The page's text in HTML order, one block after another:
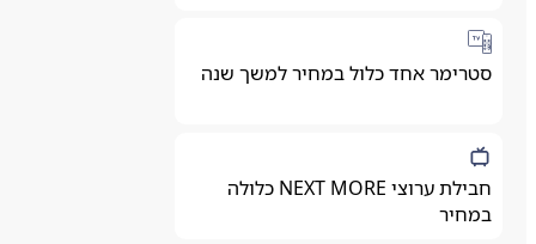
סטרימר אחד כלול במחיר למשך שנה
חבילת ערוצי NEXT MORE כלולה
במחיר